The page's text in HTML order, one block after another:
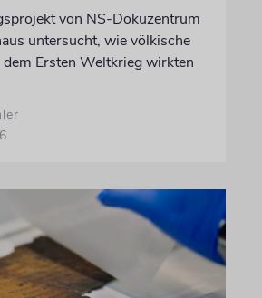
von NS-Dokuzentrum
untersucht, wie völkische
dem Ersten Weltkrieg wirkten